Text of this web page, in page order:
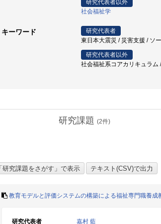
研究代表者以外
社会福祉学
キーワード
研究代表者
東日本大震災 / 災害支援 / ソ
研究代表者以外
社会福祉系コアカリキュラム
研究課題 (2件)
教育モデルと評価システムの構築による福祉専門職養成
研究代表者
嘉村 藍